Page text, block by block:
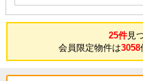
25件見
会員限定物件は3058